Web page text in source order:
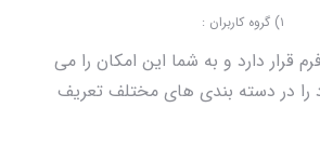
۱) گروه کاربران :
قرار دارد و به شما این امکان را می
را در دسته بندی های مختلف تعریف